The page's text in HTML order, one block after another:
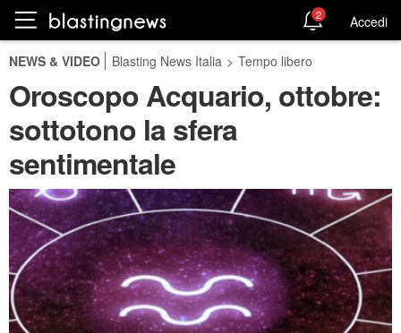
2 Accedi
NEWS & VIDEO Blasting News Italia > Tempo libero
Oroscopo Acquario, ottobre:
sottotono la sfera
sentimentale